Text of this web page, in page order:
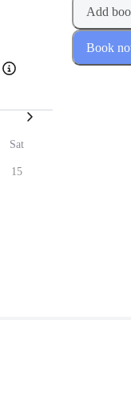
Sat
15
Add
Book